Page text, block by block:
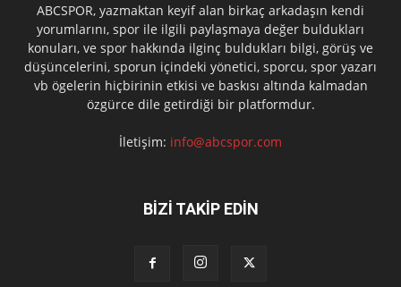
ABCSPOR, yazmaktan keyif alan birkaç arkadaşın kendi
yorumlarını, spor ile ilgili paylaşmaya değer buldukları
konuları, ve spor hakkında ilginç buldukları bilgi, görüş ve
düşüncelerini, sporun içindeki yönetici, sporcu, spor yazarı
vb ögelerin hiçbirinin etkisi ve baskısı altında kalmadan
özgürce dile getirdiği bir platformdur.
İletişim: info@abcspor.com
BİZİ TAKİP EDİN